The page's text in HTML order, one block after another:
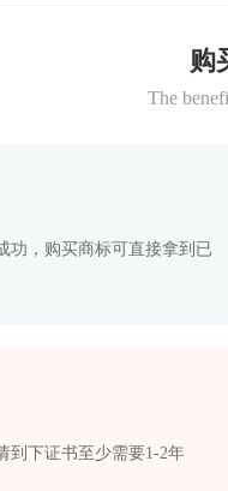
购
The
功，购买商标可直接拿到已
到下证书至少需要1-2年